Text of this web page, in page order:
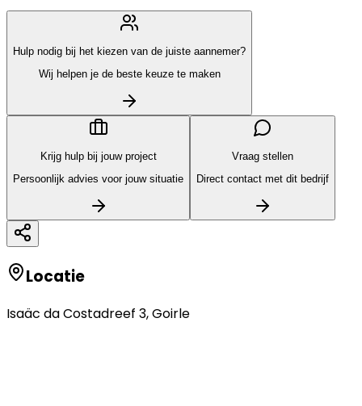
Hulp nodig bij het kiezen van de juiste aannemer?
Wij helpen je de beste keuze te maken
Krijg hulp bij jouw project
Persoonlijk advies voor jouw situatie
Vraag stellen
Direct contact met dit bedrijf
Locatie
Isaäc da Costadreef 3,Goirle